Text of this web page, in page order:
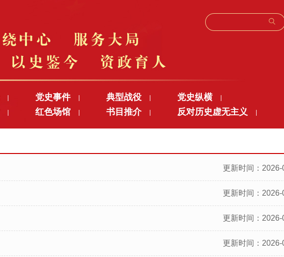
党史事件 典型战役 党史纵横
红色场馆 书目推介 反对历史虚无主义
更新时间：2026-
更新时间：2026-
更新时间：2026-
更新时间：2026-